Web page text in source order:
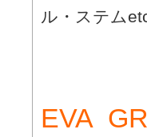
ル・ステム
EVA